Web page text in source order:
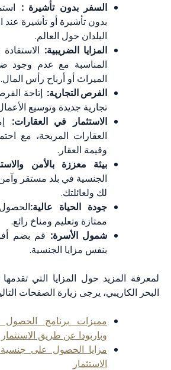
السفر بدون تأشيرة : استمتع بإمكانية
بدون تأشيرة أو تأشيرة عند الوصول إلى
البلدان حول العالم.
المزايا الضريبية: الاستفادة من الأنظمة
المناسبة مع عدم وجود ضرائب على
الميراث أو أرباح رأس المال.
الفرص التجارية: إتاحة الفرص لاستكشاف
تجارية جديدة وتوسيع الأعمال في بيئة
الاستثمار في العقارات: إمكانية
العقارات المربحة، مع احتمالية نمو دخل
بيئة معززة بالأمن والاستقرار:الحصول
الجنسية في بلد مستقر وآمن، مما يوفر راحة
جودة الحياة عالية:الحصول على رعاية
ممتازة وتعليم ومناخ رائع.
شمول الأسرة: قم بضم أفراد عائلتك
بنفس مزايا الجنسية.
حول المزايا التي تقدمها كل دولة من
يرجى زيارة الصفحات التالية:
مميزات برنامج الحصول على جنسية
وباربودا عن طريق الاستثمار
مزايا الحصول على جنسية دومينيكا عن